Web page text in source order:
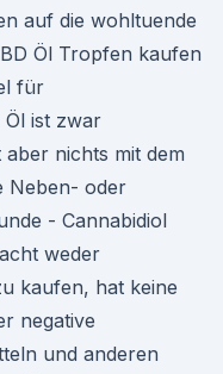
auf die wohltuende
Öl Tropfen kaufen
für
Öl ist zwar
nichts mit dem
Neben- oder
- Cannabidiol
weder
kaufen, hat keine
negative
und anderen